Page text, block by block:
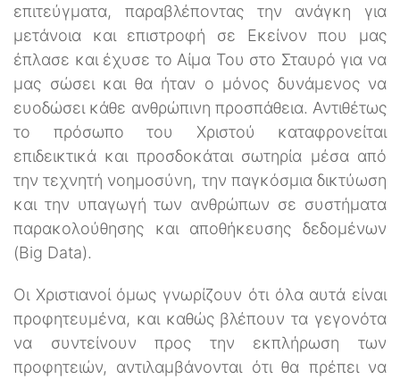
επιτεύγματα, παραβλέποντας την ανάγκη για
μετάνοια και επιστροφή σε Εκείνον που μας
έπλασε και έχυσε το Αίμα Του στο Σταυρό για να
μας σώσει και θα ήταν ο μόνος δυνάμενος να
ευοδώσει κάθε ανθρώπινη προσπάθεια. Αντιθέτως
το πρόσωπο του Χριστού καταφρονείται
επιδεικτικά και προσδοκάται σωτηρία μέσα από
την τεχνητή νοημοσύνη, την παγκόσμια δικτύωση
και την υπαγωγή των ανθρώπων σε συστήματα
παρακολούθησης και αποθήκευσης δεδομένων
(Big Data).
Οι Χριστιανοί όμως γνωρίζουν ότι όλα αυτά είναι
προφητευμένα, και καθώς βλέπουν τα γεγονότα
να συντείνουν προς την εκπλήρωση των
προφητειών, αντιλαμβάνονται ότι θα πρέπει να